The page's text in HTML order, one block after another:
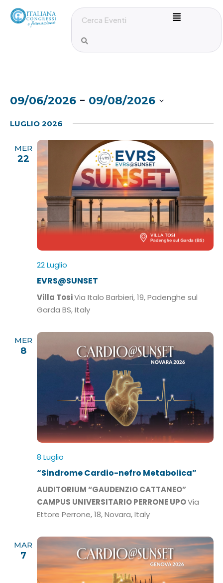
09/06/2026 - 09/08/2026
e
LUGLIO 2026
MER
22
22 Luglio
EVRS@SUNSET
Villa TosiVia Italo Barbieri, 19, Padenghe sul
Garda BS, Italy
MER
8
8 Luglio
“Sindrome Cardio-nefro Metabolica”
AUDITORIUM “GAUDENZIO CATTANEO”
CAMPUS UNIVERSITARIO PERRONE UPOVia
Ettore Perrone, 18, Novara, Italy
MAR
7